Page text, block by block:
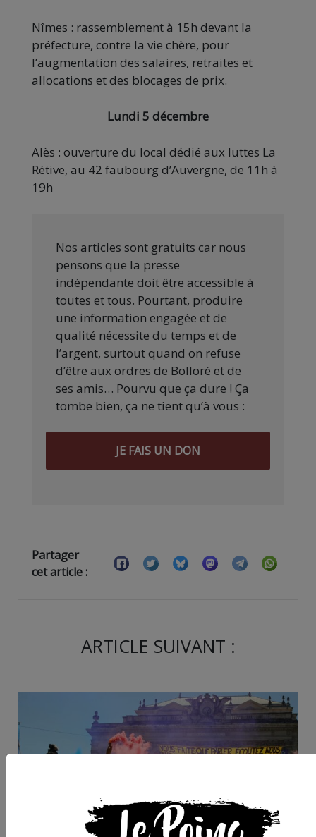
Nîmes : rassemblement à 15h devant la
préfecture, contre la vie chère, pour
l’augmentation des salaires, retraites et
allocations et des blocages de prix.
Lundi 5 décembre
Alès : ouverture du local dédié aux luttes La
Rétive, au 42 faubourg d’Auvergne, de 11h à
19h
Nos articles sont gratuits car nous
pensons que la presse
indépendante doit être accessible à
toutes et tous. Pourtant, produire
une information engagée et de
qualité nécessite du temps et de
l’argent, surtout quand on refuse
d’être aux ordres de Bolloré et de
ses amis… Pourvu que ça dure ! Ça
tombe bien, ça ne tient qu’à vous :
JE FAIS UN DON
Partager
cet article :
ARTICLE SUIVANT :
Cette semaine dans